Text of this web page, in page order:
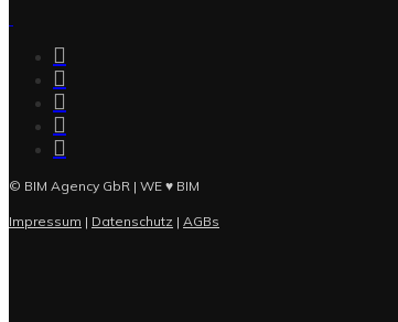
© BIM Agency GbR | WE ♥ BIM
Impressum | Datenschutz | AGBs